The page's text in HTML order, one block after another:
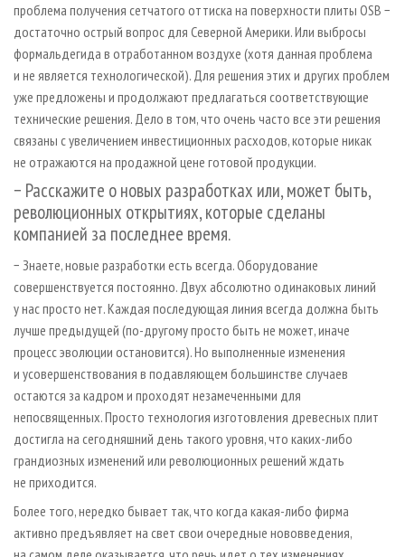
проблема получения сетчатого оттиска на поверхности плиты OSB −
достаточно острый вопрос для Северной Америки. Или выбросы
формальдегида в отработанном воздухе (хотя данная проблема
и не является технологической). Для решения этих и других проблем
уже предложены и продолжают предлагаться соответствующие
технические решения. Дело в том, что очень часто все эти решения
связаны с увеличением инвестиционных расходов, которые никак
не отражаются на продажной цене готовой продукции.
− Расскажите о новых разработках или, может быть,
революционных открытиях, которые сделаны
компанией за последнее время.
− Знаете, новые разработки есть всегда. Оборудование
совершенствуется постоянно. Двух абсолютно одинаковых линий
у нас просто нет. Каждая последующая линия всегда должна быть
лучше предыдущей (по-другому просто быть не может, иначе
процесс эволюции остановится). Но выполненные изменения
и усовершенствования в подавляющем большинстве случаев
остаются за кадром и проходят незамеченными для
непосвященных. Просто технология изготовления древесных плит
достигла на сегодняшний день такого уровня, что каких-либо
грандиозных изменений или революционных решений ждать
не приходится.
Более того, нередко бывает так, что когда какая-либо фирма
активно предъявляет на свет свои очередные нововведения,